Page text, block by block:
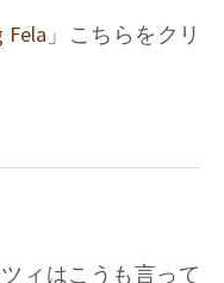
Fela 」こちらをクリ
ィはこうも言って